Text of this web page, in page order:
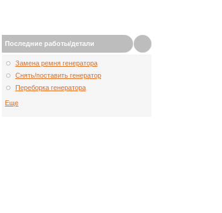
Последние работы/детали
Замена ремня генератора
Снять/поставить генератор
Переборка генератора
Еще